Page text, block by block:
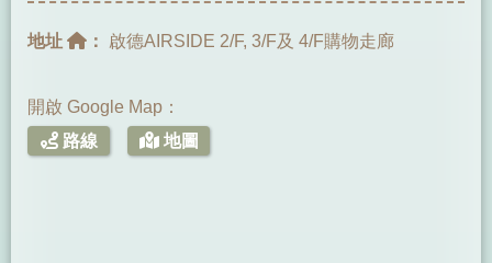
地址 ： 啟德AIRSIDE 2/F, 3/F及 4/F購物走廊
開啟 Google Map：
路線
地圖